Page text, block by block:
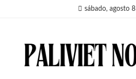
sábado, agosto 8